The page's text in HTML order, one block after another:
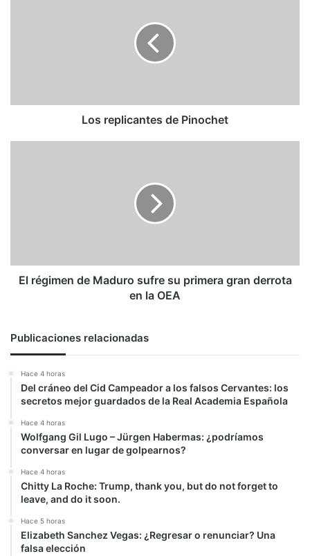
Los replicantes de Pinochet
derrota
enEl régimen de Maduro sufre su primera gran derrota
en la OEA
Publicaciones relacionadas
Hace 4 horas
Del cráneo del Cid Campeador a los falsos Cervantes: los
secretos mejor guardados de la Real Academia Española
Hace 4 horas
Wolfgang Gil Lugo – Jürgen Habermas: ¿podríamos
conversar en lugar de golpearnos?
Hace 4 horas
Chitty La Roche: Trump, thank you, but do not forget to
leave, and do it soon.
Hace 5 horas
Elizabeth Sanchez Vegas: ¿Regresar o renunciar? Una
falsa elección